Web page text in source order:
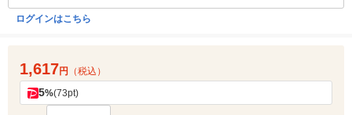
ログインはこちら
1,617円 （税込）
5%(73pt)